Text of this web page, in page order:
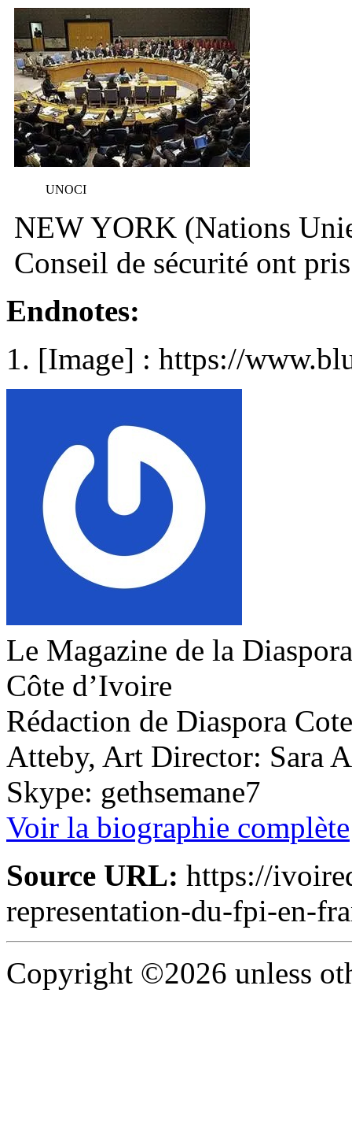
UNOCI
NEW YORK (Nations
Conseil de sécurité ont
Endnotes:
[Image] : https://
Le Magazine de la
Côte d’Ivoire
Rédaction de Diaspora
Atteby, Art Director: Sara
Skype: gethsemane7
Voir la biographie complète
Source URL: https://
representation-du-fpi-en-
Copyright ©2026 unless